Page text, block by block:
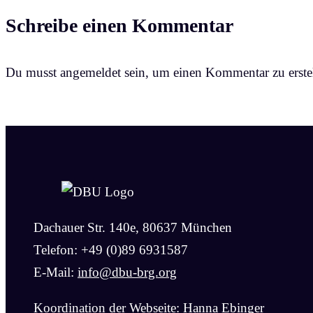
Schreibe einen Kommentar
Du musst angemeldet sein, um einen Kommentar zu
Dachauer Str. 140e, 80637 München
Telefon: +49 (0)89 6931587
E-Mail: info@dbu-brg.org
Koordination der Webseite: Hanna Ebinger